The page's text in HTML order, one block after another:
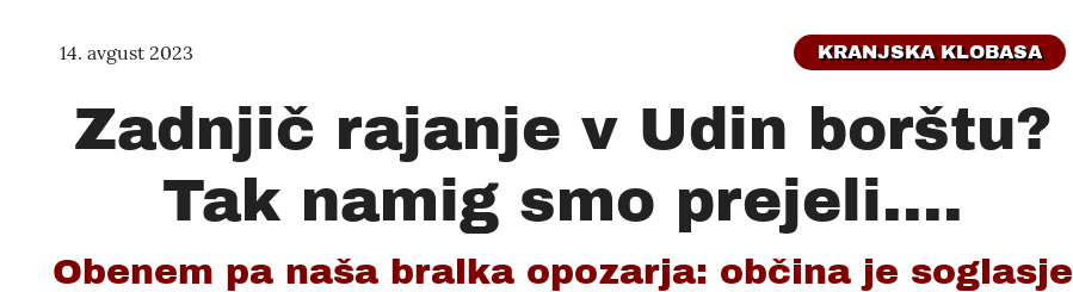
14. avgust 2023 KRANJSKA KLOBASA
Zadnjič rajanje v Udin borštu?
Tak namig smo prejeli....
Obenem pa naša bralka opozarja: občina je soglasje